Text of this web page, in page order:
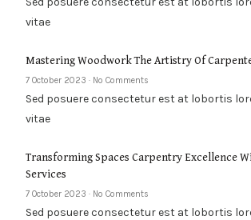
vitae
Mastering Woodwork The Artistry Of
7 October 2023 No Comments
Sed posuere consectetur est at lobortis
vitae
Transforming Spaces Carpentry Excellence
Services
7 October 2023 No Comments
Sed posuere consectetur est at lobortis